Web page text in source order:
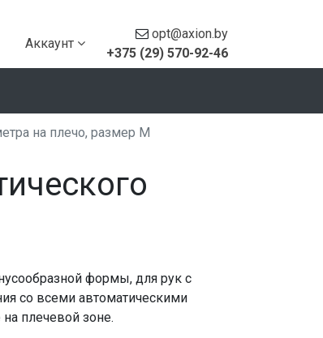
Аккаунт
opt@axion.by
+375 (29) 570-92-46
на плечо, размер M
формы, для рук с
со всеми автоматическими
плечевой зоне.